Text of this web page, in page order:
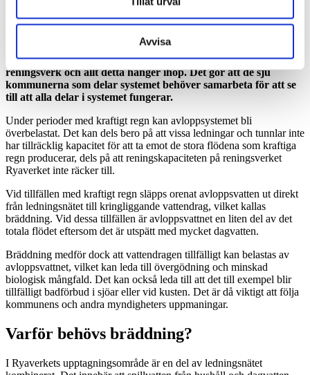
Avvisa
Vad är bräddning?
För att samhället ska fungera och vi ska hålla oss friska är det
viktigt att vårt avlopp leds bort och renas på ett miljövänligt
sätt. Avloppssystemet består av ledningar, tunnlar och
reningsverk och allt detta hänger ihop. Det gör att de sju
kommunerna som delar systemet behöver samarbeta för att se
till att alla delar i systemet fungerar.
Under perioder med kraftigt regn kan avloppsystemet bli
överbelastat. Det kan dels bero på att vissa ledningar och tunnlar inte
har tillräcklig kapacitet för att ta emot de stora flödena som kraftiga
regn producerar, dels på att reningskapaciteten på reningsverket
Ryaverket inte räcker till.
Vid tillfällen med kraftigt regn släpps orenat avloppsvatten ut direkt
från ledningsnätet till kringliggande vattendrag, vilket kallas
bräddning. Vid dessa tillfällen är avloppsvattnet en liten del av det
totala flödet eftersom det är utspätt med mycket dagvatten.
Bräddning medför dock att vattendragen tillfälligt kan belastas av
avloppsvattnet, vilket kan leda till övergödning och minskad
biologisk mångfald. Det kan också leda till att det till exempel blir
tillfälligt badförbud i sjöar eller vid kusten. Det är då viktigt att följa
kommunens och andra myndigheters uppmaningar.
Varför behövs bräddning?
I Ryaverkets upptagningsområde är en del av ledningsnätet